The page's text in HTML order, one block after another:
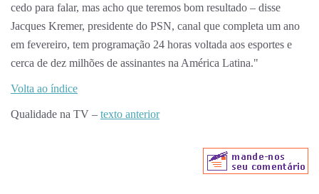
cedo para falar, mas acho que teremos bom resultado – disse
Jacques Kremer, presidente do PSN, canal que completa um ano
em fevereiro, tem programação 24 horas voltada aos esportes e
cerca de dez milhões de assinantes na América Latina."
Volta ao índice
Qualidade na TV – texto anterior